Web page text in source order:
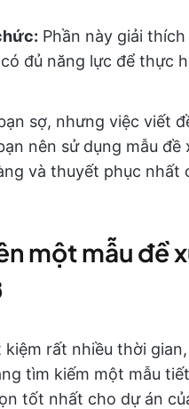
Phần này giải
đủ năng lực để thực
sợ, nhưng việc viết
nên sử dụng mẫu
và thuyết phục nhất
một mẫu đề
rất nhiều thời
tìm kiếm một mẫu
tốt nhất cho dự án